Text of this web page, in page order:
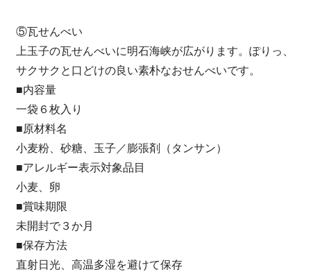
⑤瓦せんべい
上玉子の瓦せんべいに明石海峡が広がります。ぽりっ、
サクサクと口どけの良い素朴なおせんべいです。
■内容量
一袋６枚入り
■原材料名
小麦粉、砂糖、玉子／膨張剤（タンサン）
■アレルギー表示対象品目
小麦、卵
■賞味期限
未開封で３か月
■保存方法
直射日光、高温多湿を避けて保存